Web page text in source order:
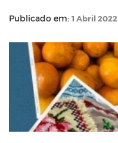
Publicado em: 1 Abril 2022